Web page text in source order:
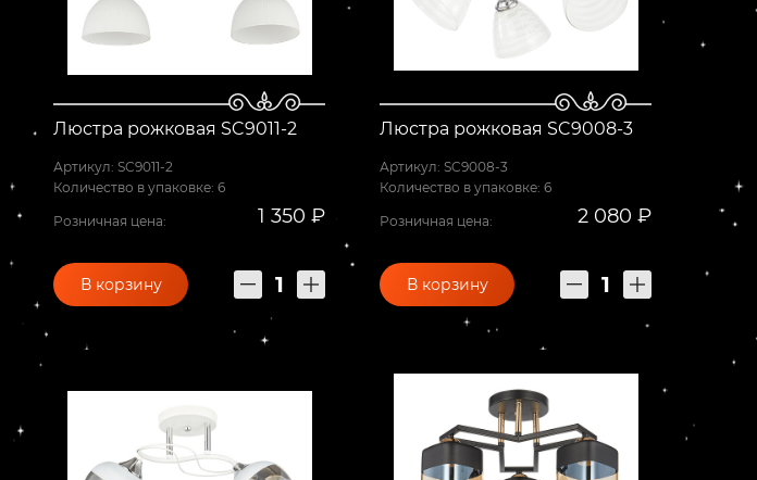
Люстра рожковая SC9011-2
Артикул: SC9011-2
Количество в упаковке: 6
Розничная цена: 1 350 ₽
В корзину
Люстра рожковая SC9008-3
Артикул: SC9008-3
Количество в упаковке: 6
Розничная цена: 2 080 ₽
В корзину